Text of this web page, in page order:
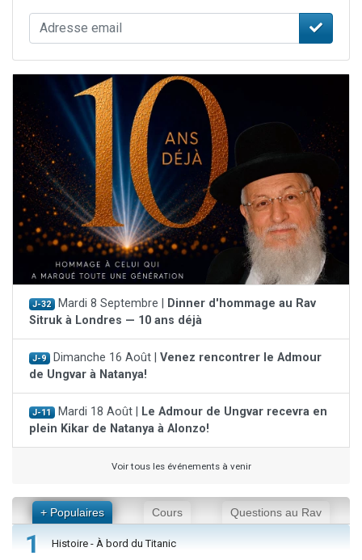
J-32 Mardi 8 Septembre |
Dinner d'hommage au Rav
Sitruk à Londres — 10 ans déjà
J-9 Dimanche 16 Août | Venez rencontrer le Admour
de Ungvar à Natanya!
J-11 Mardi 18 Août |
Le Admour de Ungvar recevra en
plein Kikar de Natanya à Alonzo!
Voir tous les événements à venir
+ Populaires Cours Questions au Rav
1 Histoire - À bord du Titanic